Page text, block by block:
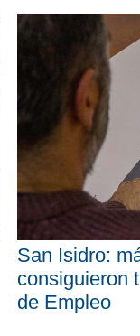
San Isidro:
consiguieron
de Empleo